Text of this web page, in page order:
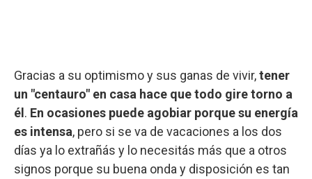
Gracias a su optimismo y sus ganas de vivir,tener
un "centauro" en casa hace que todo gire torno a
él . En ocasiones puede agobiar porque su energía
es intensa, pero si se va de vacaciones a los dos
días ya lo extrañás y lo necesitás más que a otros
signos porque su buena onda y disposición es tan